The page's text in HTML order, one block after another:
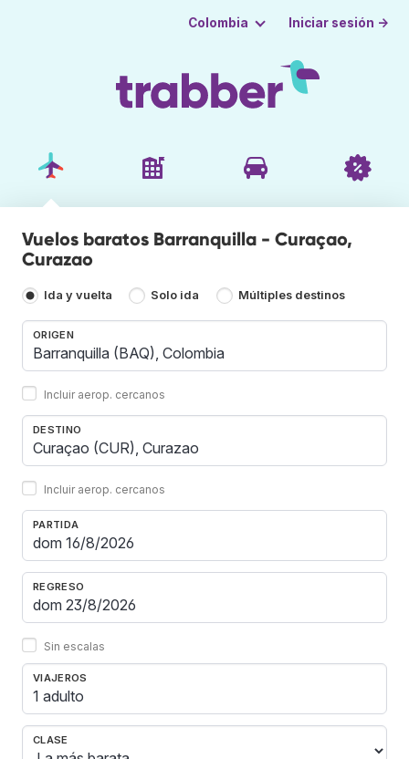
Colombia Iniciar sesión →
Vuelos baratos Barranquilla - Curaçao,
Curazao
Ida y vuelta Solo ida Múltiples destinos
ORIGEN
Incluir aerop. cercanos
DESTINO
Incluir aerop. cercanos
PARTIDA
REGRESO
Sin escalas
VIAJEROS
1 adulto
CLASE